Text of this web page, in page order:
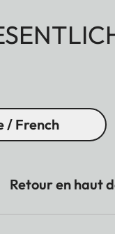
/ French
Retour en haut